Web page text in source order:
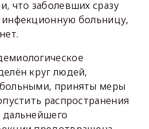
что заболевших сразу
инфекционную больницу,
круг людей,
приняты меры
распространения